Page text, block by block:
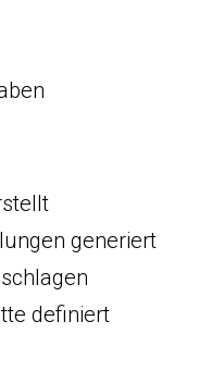
generiert
definiert